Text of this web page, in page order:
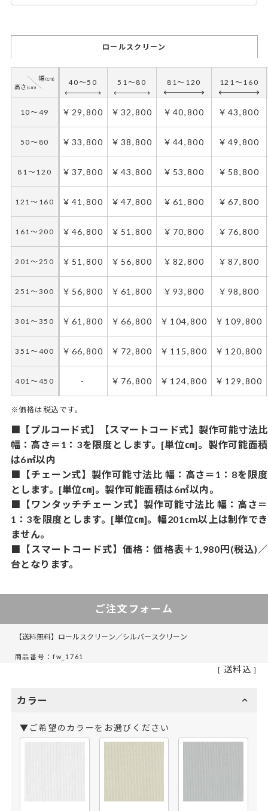
ロールスクリーン
40～50 51～80 81～120 121～160
10～49 ￥29,800 ￥32,800 ￥40,800 ￥43,800
50～80 ￥33,800 ￥38,800 ￥44,800 ￥49,800
81～120 ￥37,800 ￥43,800 ￥53,800 ￥58,800
121～160 ￥41,800 ￥47,800 ￥61,800 ￥67,800
161～200 ￥46,800 ￥51,800 ￥70,800 ￥76,800
201～250 ￥51,800 ￥56,800 ￥82,800 ￥87,800
251～300 ￥56,800 ￥61,800 ￥93,800 ￥98,800
301～350 ￥61,800 ￥66,800 ￥104,800 ￥109,800
351～400 ￥66,800 ￥72,800 ￥115,800 ￥120,800
401～450 - ￥76,800 ￥124,800 ￥129,800
※価格は税込です。
■【プルコード式】【スマートコード式】製作可能寸法比
幅：高さ＝1：3を限度とします。[単位㎝]。製作可能面積
は6㎡以内
■【チェーン式】製作可能寸法比 幅：高さ＝1：8を限度
とします。[単位㎝]。製作可能面積は6㎡以内。
■【ワンタッチチェーン式】製作可能寸法比 幅：高さ＝
1：3を限度とします。[単位㎝]。幅201cm以上は制作でき
ません。
■【スマートコード式】価格：価格表＋1,980円(税込)／
台となります。
ご注文フォーム
【送料無料】ロールスクリーン／シルバースクリーン
商品番号：fw_1761
送料込
カラー
▼ご希望のカラーをお選びください